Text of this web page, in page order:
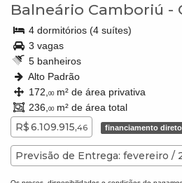
Balneário Camboriú -
4 dormitórios (4 suítes)
3 vagas
5 banheiros
Alto Padrão
172, 00m² de área privativa
236, 00m² de área total
R$ 6.109.915,46 financiamento direto
Previsão de Entrega: fevereiro /